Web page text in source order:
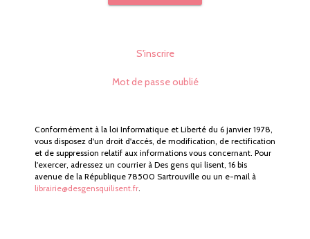
S'inscrire
Mot de passe oublié
Conformément à la loi Informatique et Liberté du 6 janvier 1978,
vous disposez d'un droit d'accès, de modification, de rectification
et de suppression relatif aux informations vous concernant. Pour
l'exercer, adressez un courrier à Des gens qui lisent, 16 bis
avenue de la République 78500 Sartrouville ou un e-mail à
librairie@desgensquilisent.fr